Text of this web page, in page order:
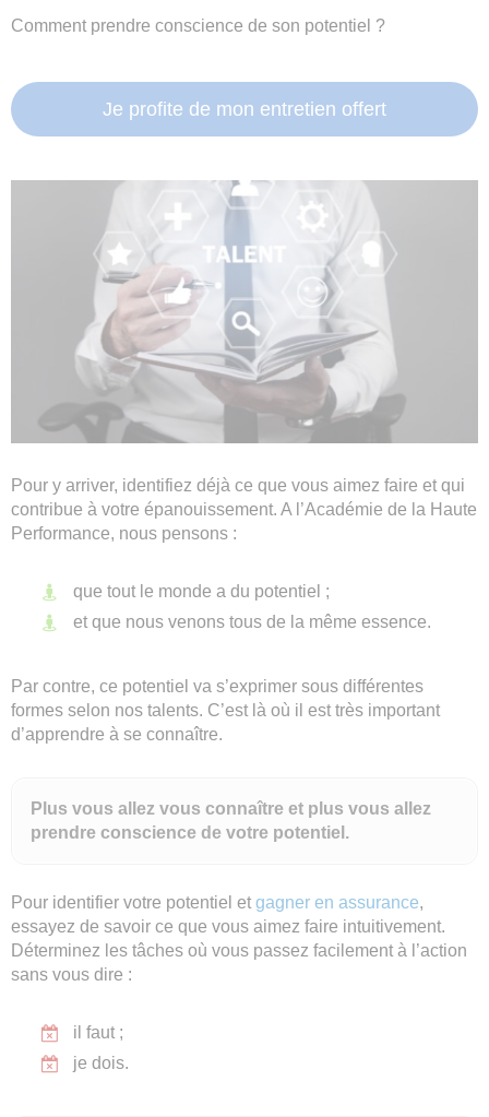
Comment prendre conscience de son potentiel ?
Je profite de mon entretien offert
Pour y arriver, identifiez déjà ce que vous aimez faire et qui
contribue à votre épanouissement. A l’Académie de la Haute
Performance, nous pensons :
que tout le monde a du potentiel ;
et que nous venons tous de la même essence.
Par contre, ce potentiel va s’exprimer sous différentes
formes selon nos talents. C’est là où il est très important
d’apprendre à se connaître.
Plus vous allez vous connaître et plus vous allez
prendre conscience de votre potentiel.
Pour identifier votre potentiel et gagner en assurance,
essayez de savoir ce que vous aimez faire intuitivement.
Déterminez les tâches où vous passez facilement à l’action
sans vous dire :
il faut ;
je dois.